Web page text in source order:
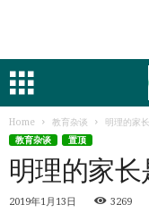
Home 教育杂谈
明理的家
教育杂谈
置顶
明理的家
2019年1月13日 3269